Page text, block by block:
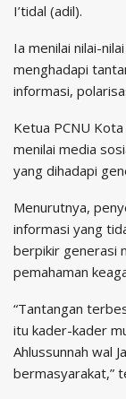
I’tidal (adil).
Ia menilai nilai-
menghadapi
informasi,
Ketua PCNU
menilai media
yang dihadapi
Menurutnya,
informasi yang
berpikir generasi
pemahaman
“Tantangan
itu kader-kader
Ahlussunnah wal
bermasyarakat,”